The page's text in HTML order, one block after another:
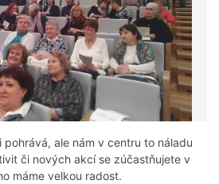
pohrává, ale nám v centru to náladu
či nových akcí se zúčastňujete v
máme velkou radost.